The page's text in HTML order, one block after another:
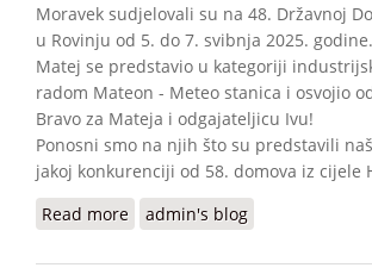
Moravek sudjelovali su na 48. Državnoj
u Rovinju od 5. do 7. svibnja 2025. godine.
Matej se predstavio u kategoriji
radom Mateon - Meteo stanica i osvojio
Bravo za Mateja i odgajateljicu Ivu!
Ponosni smo na njih što su predstavili
jakoj konkurenciji od 58. domova iz cijele
Read more about DRŽAVNA DOMIJADA
admin's blog